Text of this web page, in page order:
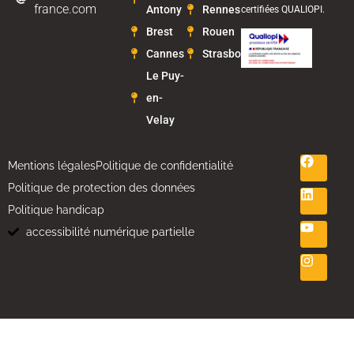
france.com
Antony
Brest
Cannes
Le Puy-
en-
Velay
Rennes
Rouen
Strasbourg
certifiées QUALIOPI.
Mentions légalesPolitique de confidentialité
Politique de protection des données
Politique handicap
accessibilité numérique partielle